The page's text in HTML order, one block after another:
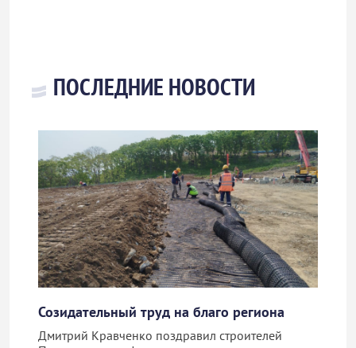
ПОСЛЕДНИЕ НОВОСТИ
Созидательный труд на благо региона
Дмитрий Кравченко поздравил строителей